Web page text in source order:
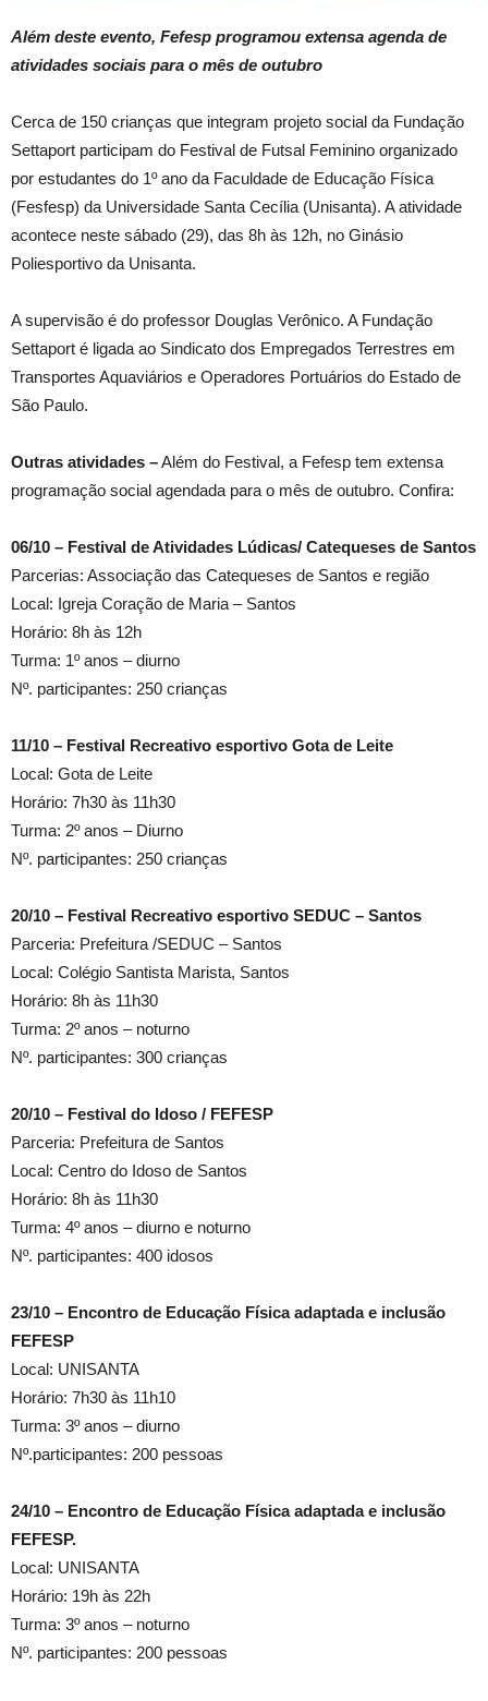
Além deste evento, Fefesp programou extensa agenda de
atividades sociais para o mês de outubro
Cerca de 150 crianças que integram projeto social da Fundação
Settaport participam do Festival de Futsal Feminino organizado
por estudantes do 1º ano da Faculdade de Educação Física
(Fesfesp) da Universidade Santa Cecília (Unisanta). A atividade
acontece neste sábado (29), das 8h às 12h, no Ginásio
Poliesportivo da Unisanta.
A supervisão é do professor Douglas Verônico. A Fundação
Settaport é ligada ao Sindicato dos Empregados Terrestres em
Transportes Aquaviários e Operadores Portuários do Estado de
São Paulo.
Outras atividades –Além do Festival, a Fefesp tem extensa
programação social agendada para o mês de outubro. Confira:
06/10 – Festival de Atividades Lúdicas/ Catequeses de Santos
Parcerias: Associação das Catequeses de Santos e região
Local: Igreja Coração de Maria – Santos
Horário: 8h às 12h
Turma: 1º anos – diurno
Nº. participantes: 250 crianças
11/10 – Festival Recreativo esportivo Gota de Leite
Local: Gota de Leite
Horário: 7h30 às 11h30
Turma: 2º anos – Diurno
Nº. participantes: 250 crianças
20/10 – Festival Recreativo esportivo SEDUC – Santos
Parceria: Prefeitura /SEDUC – Santos
Local: Colégio Santista Marista, Santos
Horário: 8h às 11h30
Turma: 2º anos – noturno
Nº. participantes: 300 crianças
20/10 – Festival do Idoso / FEFESP
Parceria: Prefeitura de Santos
Local: Centro do Idoso de Santos
Horário: 8h às 11h30
Turma: 4º anos – diurno e noturno
Nº. participantes: 400 idosos
23/10 – Encontro de Educação Física adaptada e inclusão
FEFESP
Local: UNISANTA
Horário: 7h30 às 11h10
Turma: 3º anos – diurno
Nº.participantes: 200 pessoas
24/10 – Encontro de Educação Física adaptada e inclusão
FEFESP.
Local: UNISANTA
Horário: 19h às 22h
Turma: 3º anos – noturno
Nº. participantes: 200 pessoas